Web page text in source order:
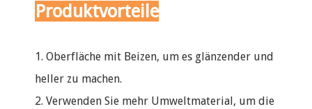
Außendurchmesser der
Luftfilterhalterung: 45 mm
Produktvorteile
1. Oberfläche mit Beizen, um es glänzender und
heller zu machen.
2. Verwenden Sie mehr Umweltmaterial, um die